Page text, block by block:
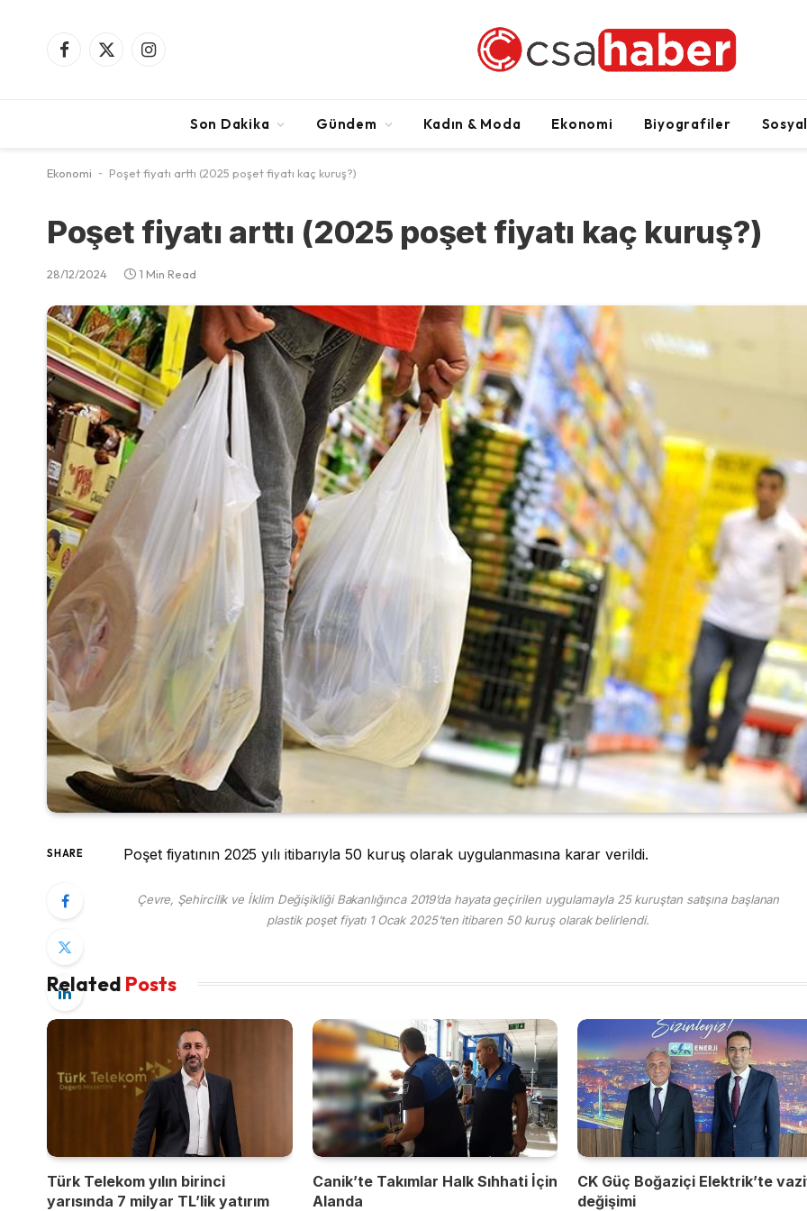
Facebook
X
Instagram
Son Dakika Gündem Kadın & Moda Ekonomi Biyografiler
Ekonomi - Poşet fiyatı arttı (2025 poşet fiyatı kaç kuruş?)
Poşet fiyatı arttı (2025 poşet fiyatı kaç kuruş?)
28/12/2024 1 Min Read
SHARE Poşet fiyatının 2025 yılı itibarıyla 50 kuruş olarak uygulanmasına karar verildi.
Çevre, Şehircilik ve İklim Değişikliği Bakanlığınca 2019’da hayata geçirilen uygulamayla 25 kuruştan satışına başlanan
plastik poşet fiyatı 1 Ocak 2025’ten itibaren 50 kuruş olarak belirlendi.
Related Posts
Türk Telekom yılın birinci
yarısında 7 milyar TL’lik yatırım
Canik’te Takımlar Halk Sıhhati İçin
Alanda
CK Güç Boğaziçi Elektrik’te
değişimi